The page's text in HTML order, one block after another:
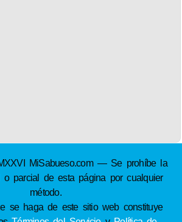
MiSabueso.com — Se prohíbe la
o parcial de esta página por cualquier
método.
se haga de este sitio web constituye